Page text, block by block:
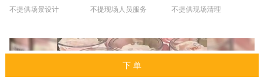
不提供场景设计 不提现场人员服务 不提供现场清理
下 单